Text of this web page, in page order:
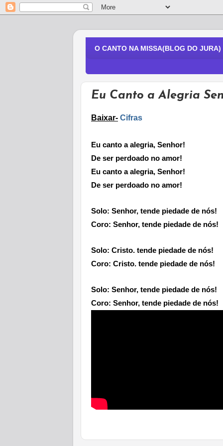
O CANTO NA MISSA(BLOG DO JURA)
Eu Canto a Alegria
Baixar- Cifras
Eu canto a alegria, Senhor!
De ser perdoado no amor!
Eu canto a alegria, Senhor!
De ser perdoado no amor!
Solo: Senhor, tende piedade de nós!
Coro: Senhor, tende piedade de nós!
Solo: Cristo. tende piedade de nós!
Coro: Cristo. tende piedade de nós!
Solo: Senhor, tende piedade de nós!
Coro: Senhor, tende piedade de nós!